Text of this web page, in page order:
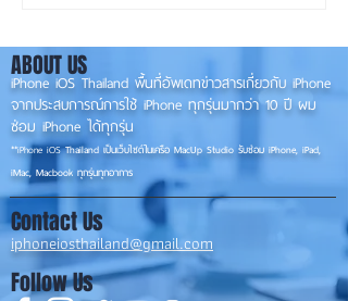
👀📱✨
📱
iPhone iOS Thailand พื้นที่อัพเดทข่าวสารเกี่ยวกับ iPhone
จากประสบการณ์การใช้ iPhone ทุกรุ่นมากว่า 10 ปี ผม
ซ่อม iPhone ได้ทุกรุ่น
**iPhone iOSThailand เป็นเว็บไซต์ในเครือ MacUp Studio รับซ่อม iPhone, iPad,
iMac, Macbook ทุกรุ่นทุกอาการ
ABOUT US
iphoneiosthailand@gmail.com
Contact Us
Follow Us